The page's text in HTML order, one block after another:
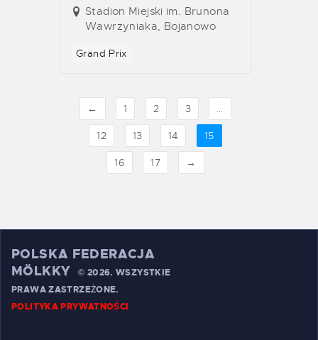
Stadion Miejski im. Brunona
Wawrzyniaka, Bojanowo
Grand Prix
← 1 2 3 …
12 13 14 15
16 17 →
POLSKA FEDERACJA
MÖLKKY
© 2026. WSZYSTKIE
PRAWA ZASTRZEŻONE.
POLITYKA PRYWATNOŚCI